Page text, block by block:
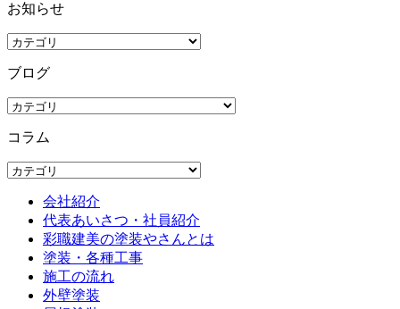
お知らせ
ブログ
コラム
会社紹介
代表あいさつ・社員紹介
彩職建美の塗装やさんとは
塗装・各種工事
施工の流れ
外壁塗装